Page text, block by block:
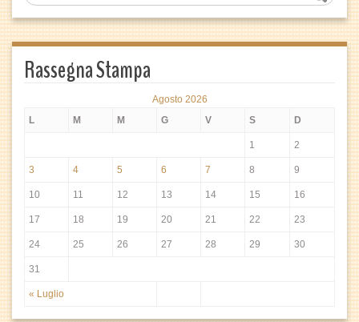
Rassegna Stampa
Agosto 2026
L
M M G V S D
« Luglio
1 2
3 4 5 6 7 8 9
10 11 12 13 14 15 16
17 18 19 20 21 22 23
24 25 26 27 28 29 30
31